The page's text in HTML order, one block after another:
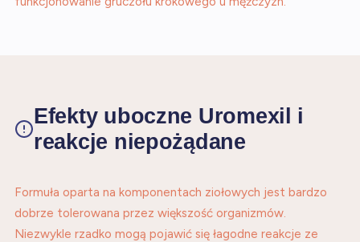
Efekty uboczne Uromexil i
reakcje niepożądane
Formuła oparta na komponentach ziołowych jest bardzo
dobrze tolerowana przez większość organizmów.
Niezwykle rzadko mogą pojawić się łagodne reakcje ze